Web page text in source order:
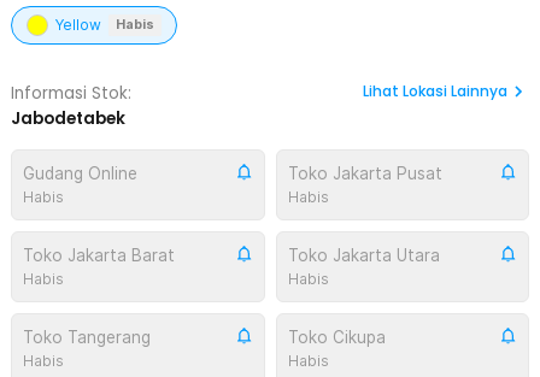
Yellow Habis
Informasi Stok:
Jabodetabek
Lihat Lokasi Lainnya
Gudang Online
Habis
Toko Jakarta Pusat
Habis
Toko Jakarta Barat
Habis
Toko Jakarta Utara
Habis
Toko Tangerang
Habis
Toko Cikupa
Habis